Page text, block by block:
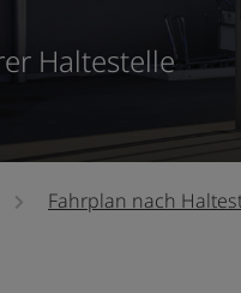
Haltestelle
Fahrplan nach